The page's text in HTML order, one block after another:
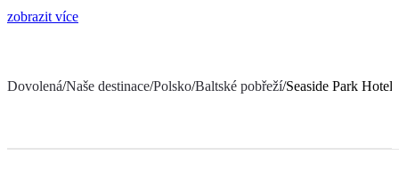
zobrazit více
Dovolená/Naše destinace/Polsko/Baltské pobřeží/Seaside Park Hotel